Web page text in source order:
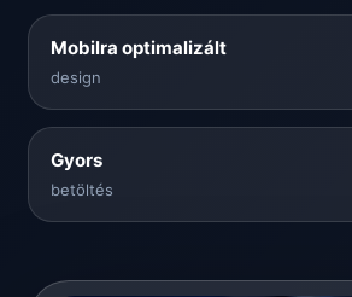
Mobilra optimalizált
design
Gyors
betöltés